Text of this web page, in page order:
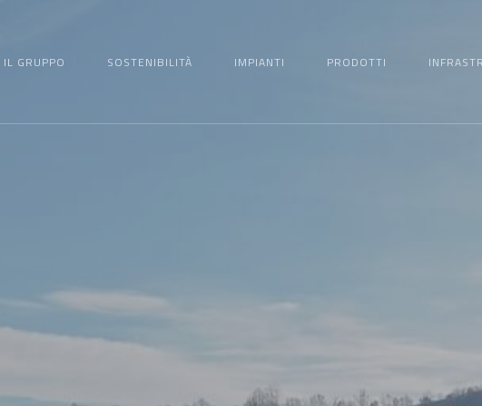
IL GRUPPO SOSTENIBILITÀ IMPIANTI PRODOTTI